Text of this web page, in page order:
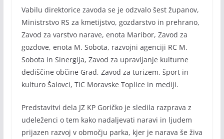
Vabilu direktorice zavoda se je odzvalo šest županov,
Ministrstvo RS za kmetijstvo, gozdarstvo in prehrano,
Zavod za varstvo narave, enota Maribor, Zavod za
gozdove, enota M. Sobota, razvojni agenciji RC M.
Sobota in Sinergija, Zavod za upravljanje kulturne
dediščine občine Grad, Zavod za turizem, šport in
kulturo Šalovci, TIC Moravske Toplice in mediji.
Predstavitvi dela JZ KP Goričko je sledila razprava z
udeleženci o tem kako nadaljevati naravi in ljudem
prijazen razvoj v območju parka, kjer je narava še živa